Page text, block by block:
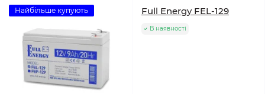
Найбільше купують Full Energy FEL-129
В наявності